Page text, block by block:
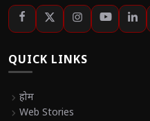
QUICK LINKS
chevron_right होम
chevron_right Web Stories